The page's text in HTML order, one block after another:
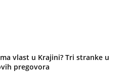
vlast u Krajini? Tri stranke u
pregovora